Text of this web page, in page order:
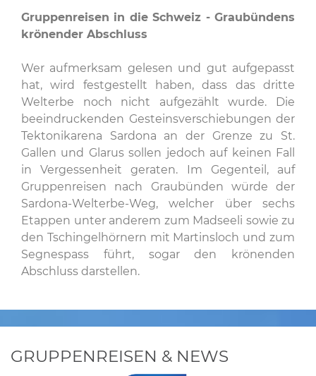
Gruppenreisen in die Schweiz - Graubündens
krönender Abschluss
Wer aufmerksam gelesen und gut aufgepasst
hat, wird festgestellt haben, dass das dritte
Welterbe noch nicht aufgezählt wurde. Die
beeindruckenden Gesteinsverschiebungen der
Tektonikarena Sardona an der Grenze zu St.
Gallen und Glarus sollen jedoch auf keinen Fall
in Vergessenheit geraten. Im Gegenteil, auf
Gruppenreisen nach Graubünden würde der
Sardona-Welterbe-Weg, welcher über sechs
Etappen unter anderem zum Madseeli sowie zu
den Tschingelhörnern mit Martinsloch und zum
Segnespass führt, sogar den krönenden
Abschluss darstellen.
GRUPPENREISEN & NEWS